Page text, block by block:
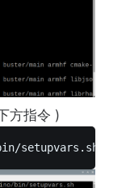
方指令 )
setupvars.sh